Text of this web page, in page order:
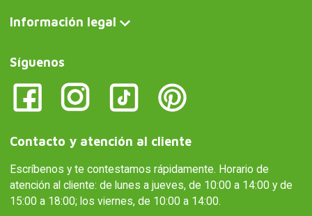
Información legal
Síguenos
Contacto y atención al cliente
Escríbenos y te contestamos rápidamente. Horario de
atención al cliente: de lunes a jueves, de 10:00 a 14:00 y de
15:00 a 18:00; los viernes, de 10:00 a 14:00.